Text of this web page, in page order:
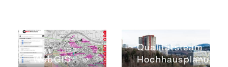
WebGIS
Qualitätsteam
Hochhausplanung